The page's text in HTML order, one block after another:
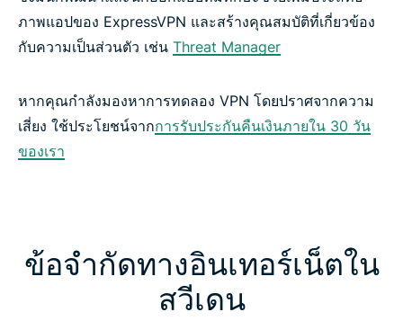
ภาพแอปของ ExpressVPN และสร้างคุณสมบัติที่เกี่ยวข้อง
กับความเป็นส่วนตัว เช่น Threat Manager
หากคุณกำลังมองหาการทดลอง VPN โดยปราศจากความ
เสี่ยง ใช้ประโยชน์จากการรับประกันคืนเงินภายใน 30 วัน
ของเรา
ข้อจำกัดทางอินเทอร์เน็ตใน
สวีเดน